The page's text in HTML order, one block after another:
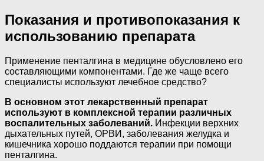
Показания и противопоказания к
использованию препарата
Применение пенталгина в медицине обусловлено его
составляющими компонентами. Где же чаще всего
специалисты используют лечебное средство?
В основном этот лекарственный препарат
используют в комплексной терапии различных
воспалительных заболеваний. Инфекции верхних
дыхательных путей, ОРВИ, заболевания желудка и
кишечника хорошо поддаются терапии при помощи
пенталгина.